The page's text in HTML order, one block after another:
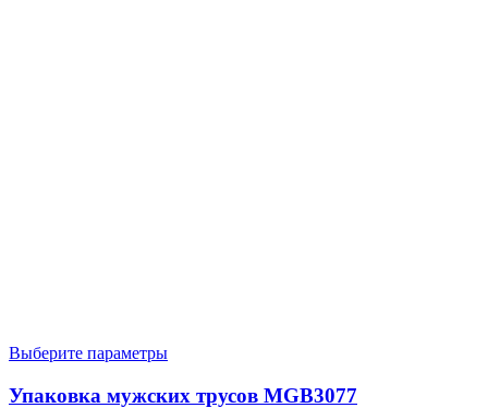
Выберите параметры
Упаковка мужских трусов MGB3077